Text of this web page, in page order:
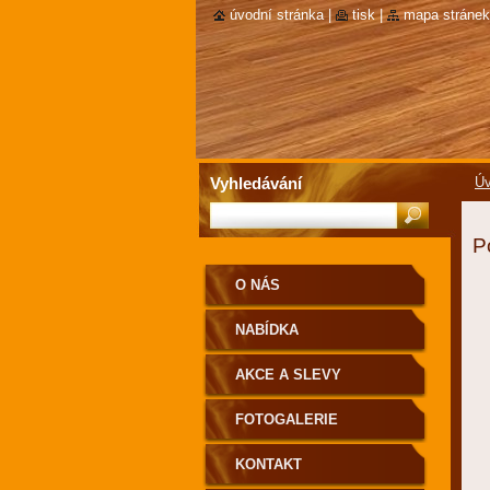
O NÁS
NABÍDKA
AKCE A SLEVY
FOTOGALERIE
KONTAKT
Vyhledávání
úvodní stránka tisk | mapa stránek